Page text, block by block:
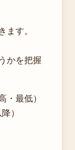
す。
かを把握
・最低）
）